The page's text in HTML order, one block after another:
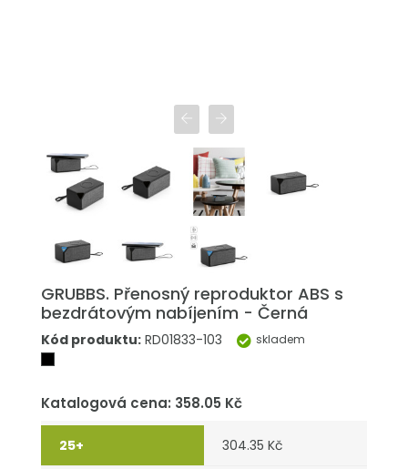
GRUBBS. Přenosný reproduktor ABS s
bezdrátovým nabíjením - Černá
Kód produktu: RD01833-103 skladem
Katalogová cena: 358.05 Kč
304.35 Kč